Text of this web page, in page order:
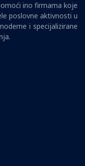
ino firmama koje
poslovne aktivnosti u
i specijalizirane